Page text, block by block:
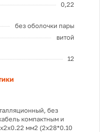
0,22
без оболочки пары
витой
12
без
компактным и
мм2 (2х28*0.10